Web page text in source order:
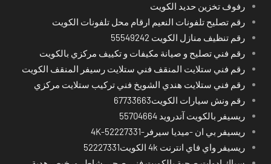
رفوف تخزين حديد الكويت
رقم تصليح تلفونات النعيم ارقام محل تلفونات الكويت
رقم تنظيف منازل الكويت 55549242
رقم فني تصليح و صيانة مكيفات و تكييف مركزي بالكويت
رقم فني ستلايت المنقف فني ستلايت رسيفر المنقف الكويت
رقم فني ستلايت هندي الشويخ فني تركيب ستلايت مركزي
رقم ونش سيارات الكويت67733663
ريسيفر بالكويت آندرويد 55704664
ريسيفر بي ان -ميديا سيرفر-4K-52227331
ريسيفر واي فاي انترنت 4k الكويت52227331